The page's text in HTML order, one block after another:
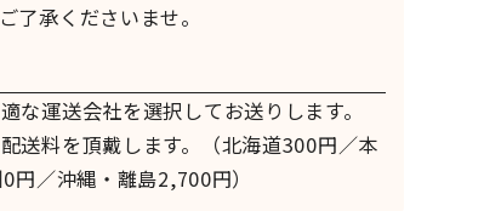
了承くださいませ。
な運送会社を選択してお送りします。
送料を頂戴します。（北海道300円／本
／沖縄・離島2,700円）